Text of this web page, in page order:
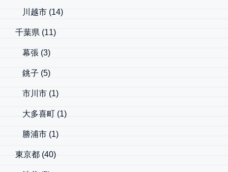
川越市 (14)
千葉県 (11)
幕張 (3)
銚子 (5)
市川市 (1)
大多喜町 (1)
勝浦市 (1)
東京都 (40)